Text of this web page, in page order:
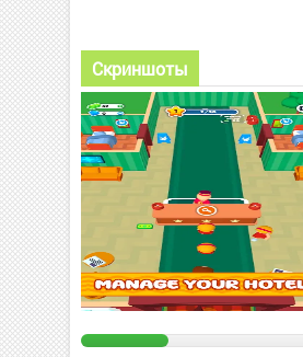
Скриншоты